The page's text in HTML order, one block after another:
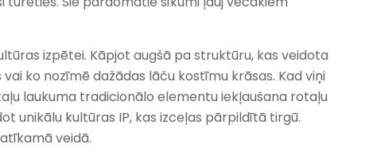
izpētei. Kāpjot augšā pa struktūru, kas veidota
ko nozīmē dažādas lāču kostīmu krāsas. Kad viņi
laukuma tradicionālo elementu iekļaušana rotaļu
unikālu kultūras IP, kas izceļas pārpildītā tirgū.
veidā.